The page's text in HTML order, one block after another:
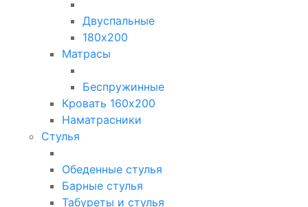
Двуспальные
180х200
Матрасы
Беспружинные
Кровать 160х200
Наматрасники
Стулья
Обеденные стулья
Барные стулья
Табуреты и стулья